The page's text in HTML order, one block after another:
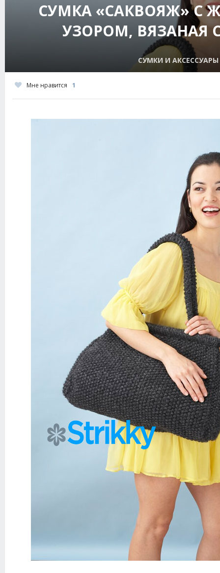
СУМКА «САКВОЯЖ»
УЗОРОМ, ВЯЗАНАЯ
СУМКИ И АКСЕССУАРЫ
Мне нравится 1